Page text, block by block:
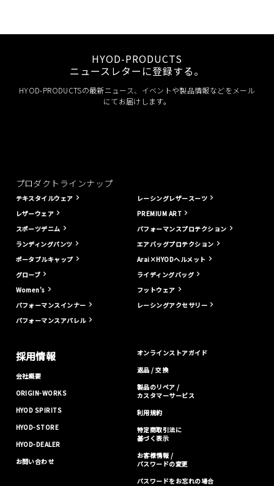
HYOD-PRODUCTS
ニュースレターに登録する。
HYOD-PRODUCTSの最新ニュース、イベントや製品情報などをメール
にてお届けします。
プロダクトラインナップ
テキスタイルウェア
レザーウェア
スポーツデニム
ランディングパンツ
ポータブルキャップ
グローブ
Women's
パフォーマンスインナー
パフォーマンスアパレル
レーシングレザースーツ
PREMIUM ART
パフォーマンスプロテクション
エアバッグプロテクション
Arai×HYODヘルメット
ライディングバッグ
フットウェア
レーシングアクセサリー
採用情報
会社概要
ORIGIN-WORKS
HYOD SPIRITS
HYOD-STORE
HYOD-DEALER
お問い合わせ
オンラインストアガイド
返品 / 交換
製品のリペア /
カスタマーサービス
利用規約
特定商取引法に
基づく表示
お客様情報 /
パスワードの変更
パスワードをお忘れの場合